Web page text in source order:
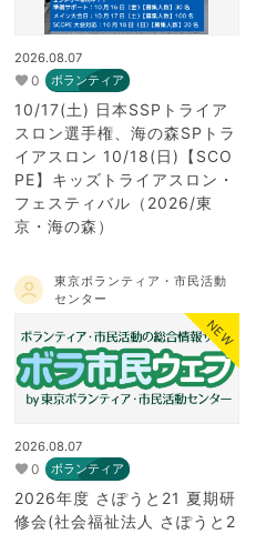
2026.08.07
0 ボランティア
10/17(土) 日本SSPトライア
スロン選手権、海の森SPトラ
イアスロン 10/18(日)【SCO
PE】キッズトライアスロン・
フェスティバル（2026/東
京・海の森）
東京ボランティア・市民活動
センター
NEW
2026.08.07
0 ボランティア
2026年度 さぽうと21 夏期研
修会(社会福祉法人 さぽうと2